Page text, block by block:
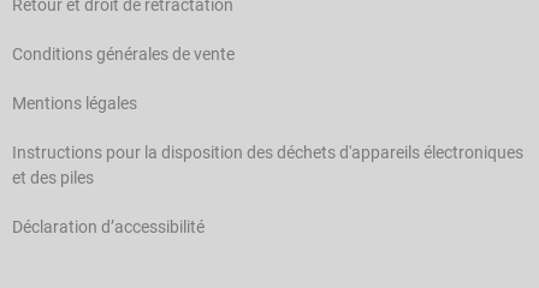
Retour et droit de rétractation
Conditions générales de vente
Mentions légales
Instructions pour la disposition des déchets d'appareils électroniques
et des piles
Déclaration d’accessibilité